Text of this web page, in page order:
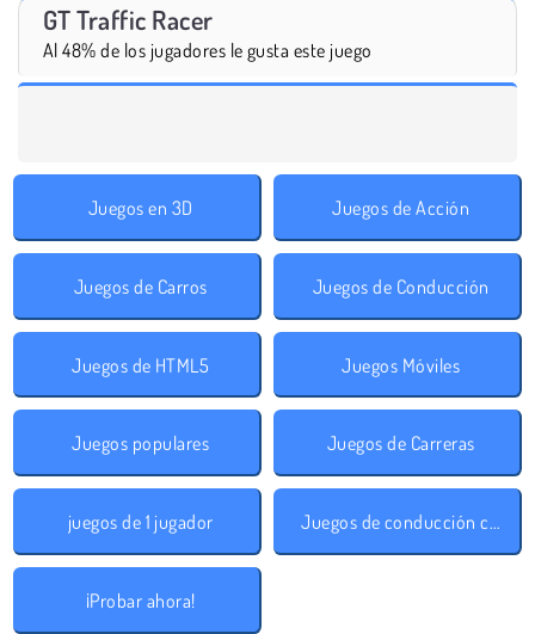
GT Traffic Racer
Al 48% de los jugadores le gusta este juego
Juegos en 3D Juegos de Acción
Juegos de Carros Juegos de Conducción
Juegos de HTML5 Juegos Móviles
Juegos populares Juegos de Carreras
juegos de 1 jugador Juegos de conducción con obstáculos
¡Probar ahora!